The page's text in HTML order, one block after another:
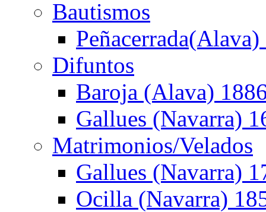
Bautismos
Difuntos
Baroja (Alava)
Gallues (Navarra)
Matrimonios/Velados
Gallues (Navarra)
Ocilla (Navarra)